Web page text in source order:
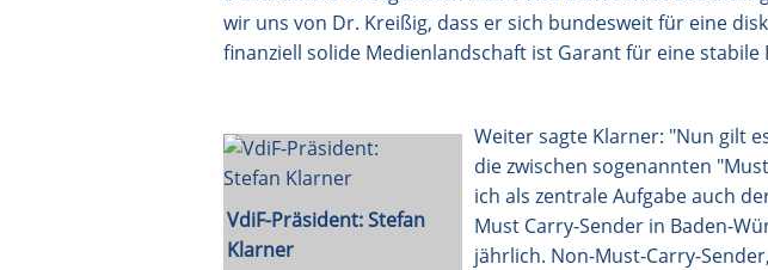
wir uns von Dr. Kreißig, dass er sich bundesweit für eine
finanziell solide Medienlandschaft ist Garant für eine stabile
VdiF-Präsident: Stefan
Klarner
Weiter sagte Klarner: "Nun gilt
die zwischen sogenannten
ich als zentrale Aufgabe auch
Must Carry-Sender in Baden-
jährlich. Non-Must-Carry-